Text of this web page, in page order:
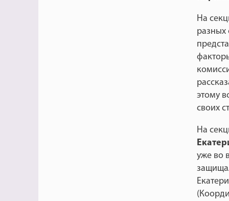
На
разных
этому
своих
На
уже во